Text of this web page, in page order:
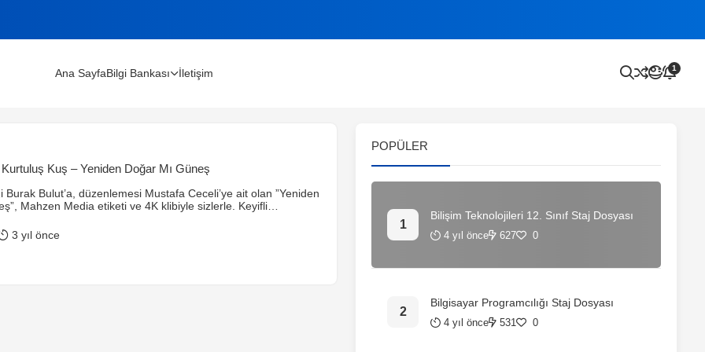
Rehberi (2026)
Ana SayfaBilgi Bankası İletişim 1
Kuş – Yeniden Doğar Mı Güneş
Burak Bulut’a, düzenlemesi Mustafa Ceceli’ye ait olan ”Yeniden
Mahzen Media etiketi ve 4K klibiyle sizlerle. Keyifli
Mix – Mastering : Koray Püskül Editör : MHZ Edisyon
Aykut Yardımcı Yönetmen : […]
3 yıl önce
POPÜLER
Bilişim Teknolojileri 12. Sınıf Staj Dosyası
4 yıl önce 627 0
Bilgisayar Programcılığı Staj Dosyası
4 yıl önce 531 0